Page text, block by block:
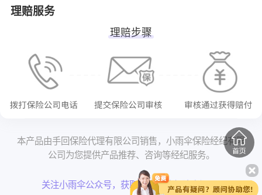
理赔服务
理赔步骤
本产品由手回保险代理有限公司销售，小雨伞保险经纪有限
公司为您提供产品推荐、咨询等经纪服务。
关注小雨伞公众号，获取更多严选保险资讯 >>